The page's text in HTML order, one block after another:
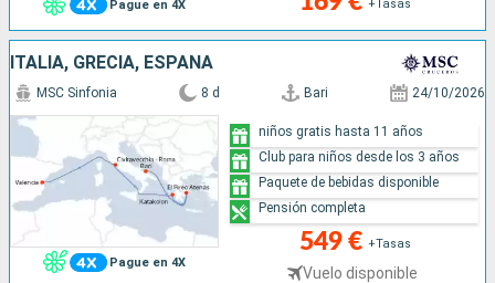
Pague en 4X +Tasas
ITALIA, GRECIA, ESPAÑA
Pague en 4X
MSC Sinfonia 8 d Bari 24/10/2026
549 € +Tasas
Vuelo disponible
niños gratis hasta 11 años
Club para niños desde los 3 años
Paquete de bebidas disponible
Pensión completa